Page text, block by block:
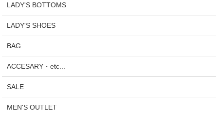
LADY'S BOTTOMS
LADY'S SHOES
BAG
ACCESARY・etc...
SALE
MEN'S OUTLET